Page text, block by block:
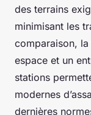
des terrains
minimisant les
comparaison,
espace et un
stations
modernes
dernières